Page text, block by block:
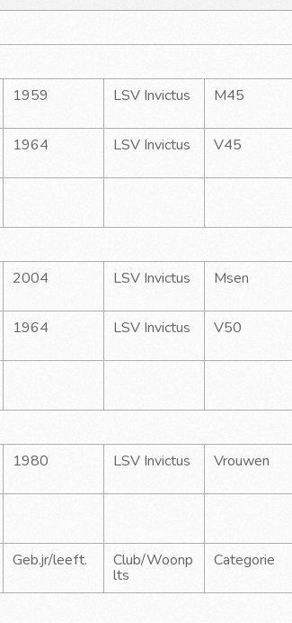
1959 LSV Invictus M45
1964 LSV Invictus V45
2004 LSV Invictus Msen
1964 LSV Invictus V50
1980 LSV Invictus Vrouwen
Geb.jr/leeft. Club/Woonp
lts
Categorie